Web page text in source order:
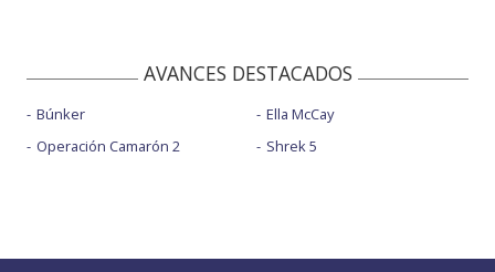
AVANCES DESTACADOS
Búnker
Operación Camarón 2
Ella McCay
Shrek 5